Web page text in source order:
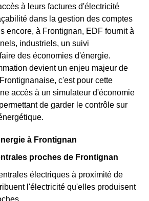
à leurs factures d'électricité
dans la gestion des comptes
encore, à Frontignan, EDF fournit à
industriels, un suivi
des économies d'énergie.
devient un enjeu majeur de
c'est pour cette
accès à un simulateur d'économie
de garder le contrôle sur
à Frontignan
proches de Frontignan
électriques à proximité de
l'électricité qu'elles produisent